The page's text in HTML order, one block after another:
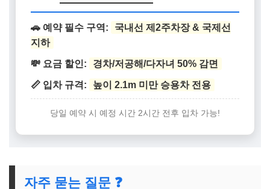
🚗 예약 필수 구역:
국내선 제2주차장 & 국제선
지하
💸 요금 할인: 경차/저공해/다자녀 50% 감면
📏 입차 규격: 높이 2.1m 미만 승용차 전용
당일 예약 시 예정 시간 2시간 전후 입차 가능!
자주 묻는 질문 ❓